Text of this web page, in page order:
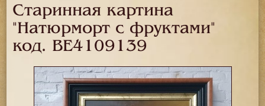
Старинная картина
"Натюрморт с фруктами"
код. BE4109139